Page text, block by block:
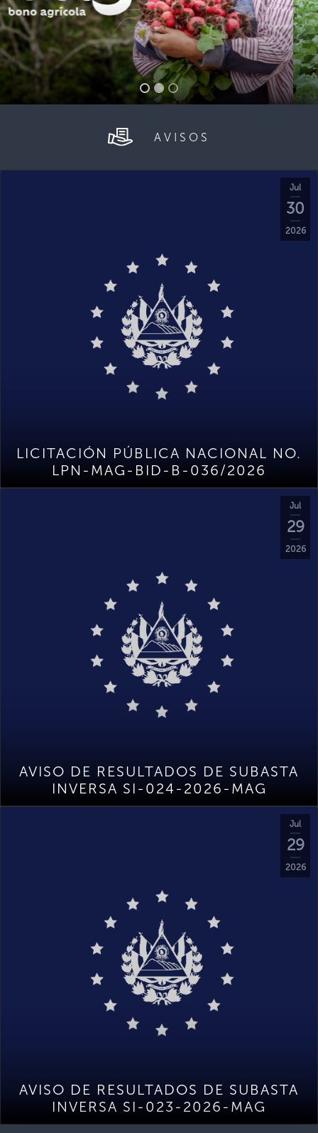
AVISOS
Jul
30
2026
LICITACIÓN PÚBLICA NACIONAL NO.
LPN-MAG-BID-B-036/2026
Jul
29
2026
AVISO DE RESULTADOS DE SUBASTA
INVERSA SI-024-2026-MAG
Jul
29
2026
AVISO DE RESULTADOS DE SUBASTA
INVERSA SI-023-2026-MAG